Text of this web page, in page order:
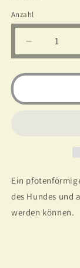
Anzahl
Verringere
die
Menge
Tag
für
Hunde
(Ø3,5cm)
Ein
des Hundes und
werden können.